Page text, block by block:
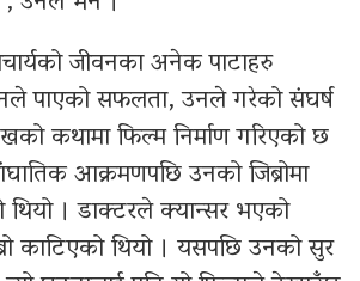
जीवनका अनेक पाटाहरु
पाएको सफलता, उनले गरेको संघर्ष
कथामा फिल्म निर्माण गरिएको छ
आक्रमणपछि उनको जिब्रोमा
। डाक्टरले क्यान्सर भएको
काटिएको थियो । यसपछि उनको सुर